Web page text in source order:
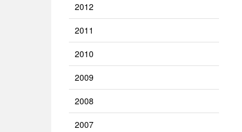
2012
2011
2010
2009
2008
2007